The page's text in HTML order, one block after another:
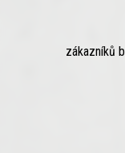
zákazníků